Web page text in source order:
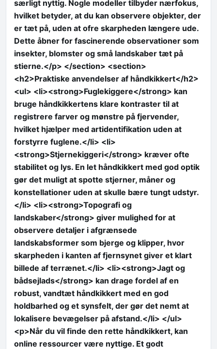
særligt nyttig. Nogle modeller tilbyder nærfokus,
hvilket betyder, at du kan observere objekter, der
er tæt på, uden at ofre skarpheden længere ude.
Dette åbner for fascinerende observationer som
insekter, blomster og små landskaber tæt på
stierne.</p> </section> <section>
<h2>Praktiske anvendelser af håndkikkert</h2>
<ul> <li><strong>Fuglekiggere</strong> kan
bruge håndkikkertens klare kontraster til at
registrere farver og mønstre på fjervender,
hvilket hjælper med artidentifikation uden at
forstyrre fuglene.</li> <li>
<strong>Stjernekiggeri</strong> kræver ofte
stabilitet og lys. En let håndkikkert med god optik
gør det muligt at spotte stjerner, måner og
konstellationer uden at skulle bære tungt udstyr.
</li> <li><strong>Topografi og
landskaber</strong> giver mulighed for at
observere detaljer i afgrænsede
landskabsformer som bjerge og klipper, hvor
skarpheden i kanten af fjernsynet giver et klart
billede af terrænet.</li> <li><strong>Jagt og
bådsejlads</strong> kan drage fordel af en
robust, vandtæt håndkikkert med en god
holdbarhed og et synsfelt, der gør det nemt at
lokalisere bevægelser på afstand.</li> </ul>
<p>Når du vil finde den rette håndkikkert, kan
online ressourcer være nyttige. Et godt